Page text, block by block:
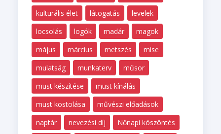
kulturális élet
látogatás
levelek
locsolás
logók madár
magok
május
március metszés
mise
mulatság
munkaterv
műsor
must készítése
must kínálás
must kostolása
művészi előadások
naptár
nevezési díj
Nőnapi köszöntés